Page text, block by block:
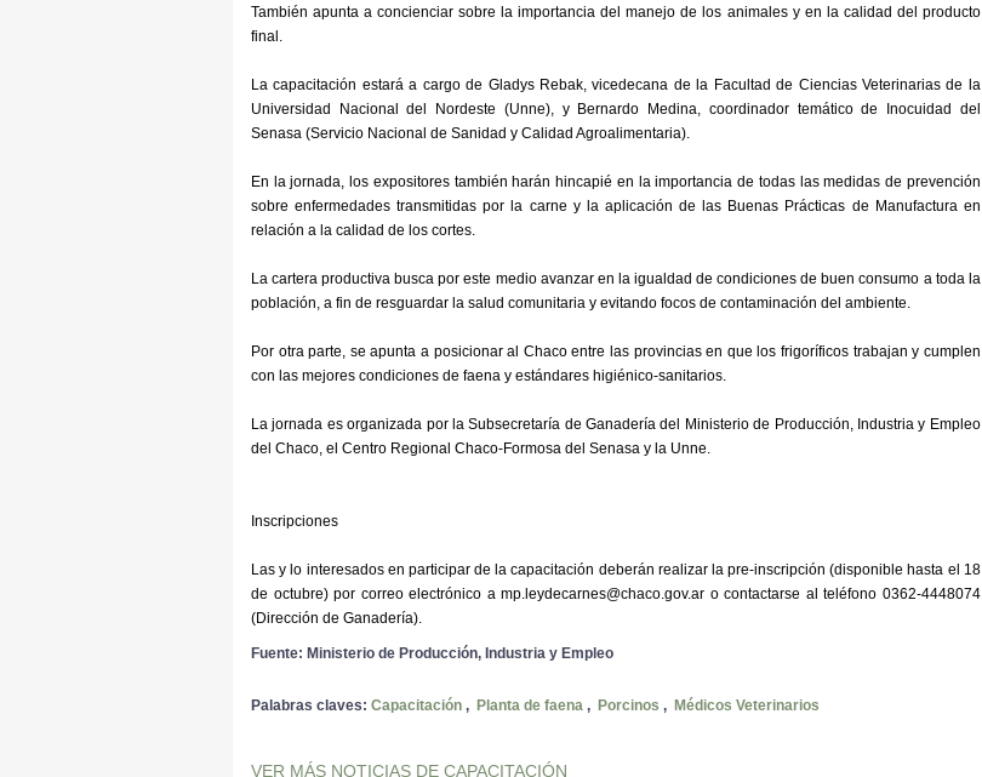
También apunta a concienciar sobre la importancia del manejo de los animales y en la calidad del producto
final.
La capacitación estará a cargo de Gladys Rebak, vicedecana de la Facultad de Ciencias Veterinarias de la
Universidad Nacional del Nordeste (Unne), y Bernardo Medina, coordinador temático de Inocuidad del
Senasa (Servicio Nacional de Sanidad y Calidad Agroalimentaria).
En la jornada, los expositores también harán hincapié en la importancia de todas las medidas de prevención
sobre enfermedades transmitidas por la carne y la aplicación de las Buenas Prácticas de Manufactura en
relación a la calidad de los cortes.
La cartera productiva busca por este medio avanzar en la igualdad de condiciones de buen consumo a toda la
población, a fin de resguardar la salud comunitaria y evitando focos de contaminación del ambiente.
Por otra parte, se apunta a posicionar al Chaco entre las provincias en que los frigoríficos trabajan y cumplen
con las mejores condiciones de faena y estándares higiénico-sanitarios.
La jornada es organizada por la Subsecretaría de Ganadería del Ministerio de Producción, Industria y Empleo
del Chaco, el Centro Regional Chaco-Formosa del Senasa y la Unne.
Inscripciones
Las y lo interesados en participar de la capacitación deberán realizar la pre-inscripción (disponible hasta el 18
de octubre) por correo electrónico a mp.leydecarnes@chaco.gov.ar o contactarse al teléfono 0362-4448074
(Dirección de Ganadería).
Fuente: Ministerio de Producción, Industria y Empleo
Palabras claves: Capacitación , Planta de faena , Porcinos , Médicos Veterinarios
VER MÁS NOTICIAS DE CAPACITACIÓN